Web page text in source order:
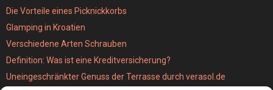
Die Vorteile eines Picknickkorbs
Glamping in Kroatien
Verschiedene Arten Schrauben
Definition: Was ist eine Kreditversicherung?
Uneingeschränkter Genuss der Terrasse durch verasol.de